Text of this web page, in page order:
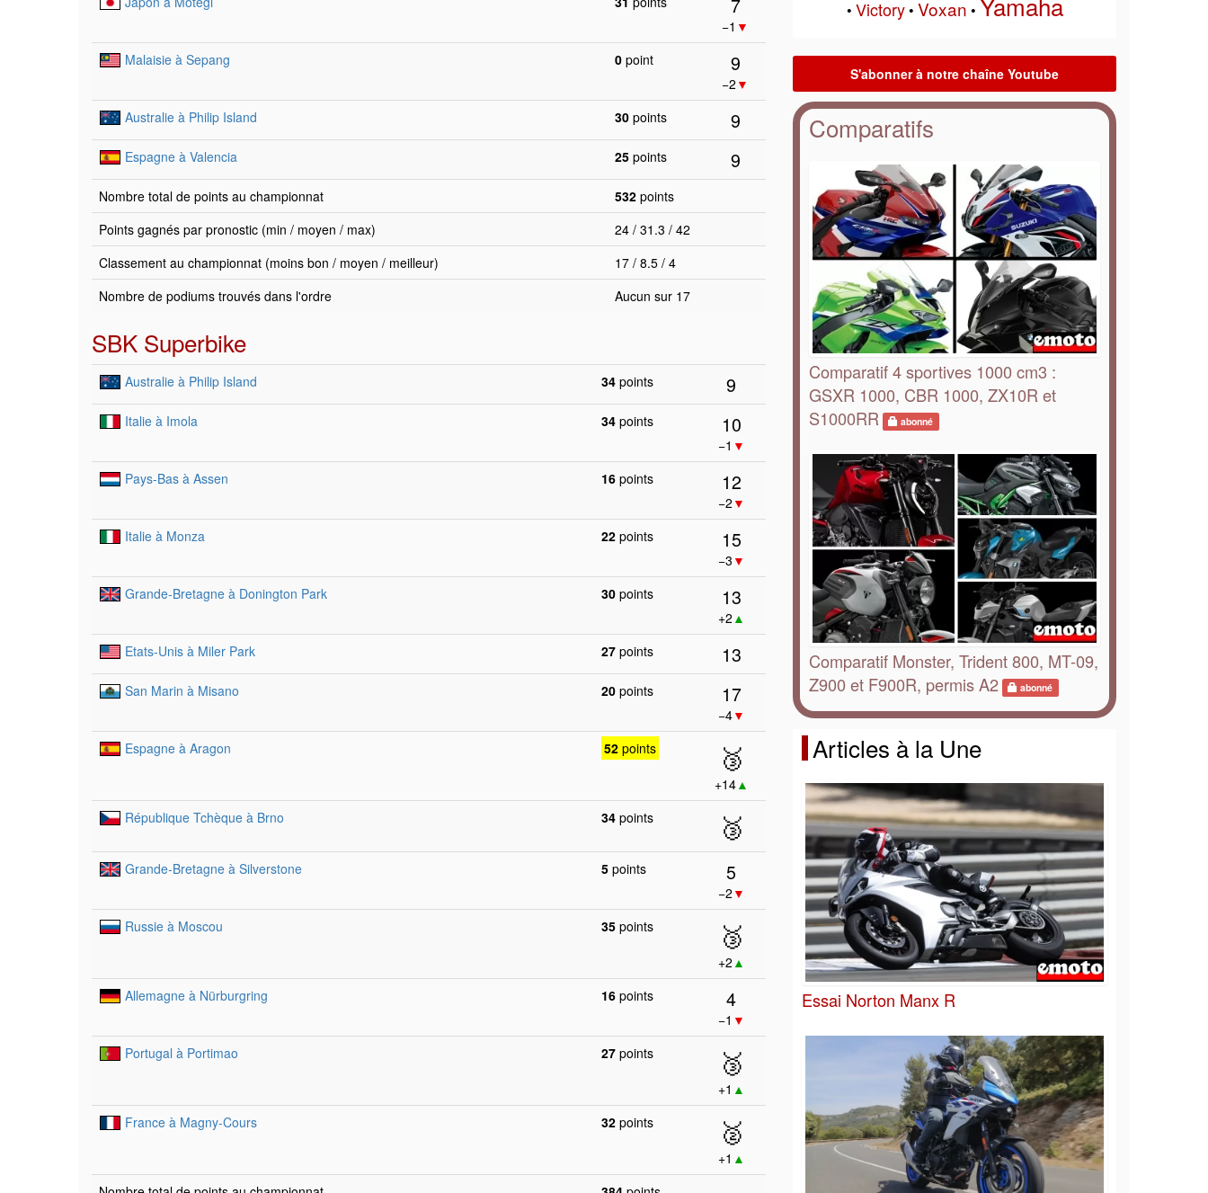
−1 ▼
Malaisie à Sepang
0 point 9
−2 ▼
Australie à Philip Island
30 points 9
Espagne à Valencia 25 points 9
Nombre total de points au championnat 532 points
Points gagnés par pronostic (min / moyen / max)
24 / 31.3 / 42
Classement au championnat (moins bon / moyen / meilleur)
17 / 8.5 / 4
Nombre de podiums trouvés dans l'ordre
Aucun sur 17
SBK Superbike
Australie à Philip Island 34 points 9
Italie à Imola 34 points 10
−1 ▼
Pays-Bas à Assen
16 points 12
−2 ▼
Italie à Monza
22 points 15
−3 ▼
Grande-Bretagne à Donington Park
30 points 13
+2 ▲
Etats-Unis à Miler Park
27 points 13
San Marin à Misano 20 points 17
−4▼
Espagne à Aragon
52points 🥉
+14▲
République Tchèque à Brno
34 points 🥉
Grande-Bretagne à Silverstone 5 points 5
−2 ▼
Russie à Moscou
35 points 🥉
+2 ▲
Allemagne à Nürburgring
16 points 4
−1 ▼
Portugal à Portimao
27 points 🥉
+1 ▲
France à Magny-Cours
32 points 🥈
+1 ▲
• Victory• Voxan •
Comparatifs
Comparatif 4 sportives 1000 cm3 :
GSXR 1000, CBR 1000, ZX10R et
S1000RR
abonné
Comparatif Monster, Trident 800, MT-09,
Z900 et F900R, permis A2
abonné
Articles à la Une
Essai Norton Manx R